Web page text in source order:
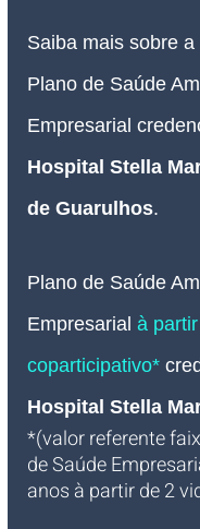
Saiba mais sobre
Plano de Saúde
Empresarial
Hospital Stella
de Guarulhos.
Plano de Saúde
Empresarial à
coparticipativo*
Hospital Stella
*(valor referente
de Saúde
anos à partir de 2